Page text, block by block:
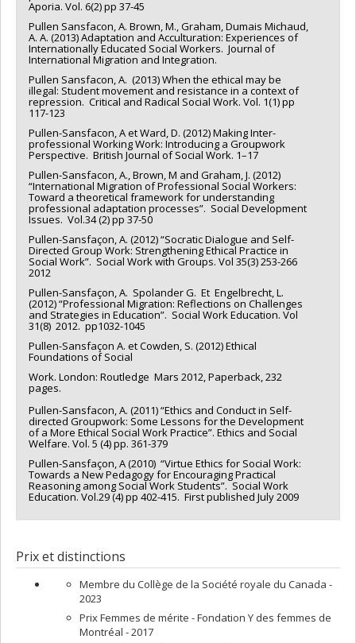
Aporia. Vol. 6(2) pp 37-45
Pullen Sansfacon, A. Brown, M., Graham, Dumais Michaud,
A. A. (2013) Adaptation and Acculturation: Experiences of
Internationally Educated Social Workers. Journal of
International Migration and Integration.
Pullen Sansfacon, A. (2013) When the ethical may be
illegal: Student movement and resistance in a context of
repression. Critical and Radical Social Work. Vol. 1(1) pp
117-123
Pullen-Sansfacon, A et Ward, D. (2012) Making Inter-
professional Working Work: Introducing a Groupwork
Perspective. British Journal of Social Work. 1–17
Pullen-Sansfacon, A., Brown, M and Graham, J. (2012)
“International Migration of Professional Social Workers:
Toward a theoretical framework for understanding
professional adaptation processes”. Social Development
Issues. Vol.34 (2) pp 37-50
Pullen-Sansfaçon, A. (2012) “Socratic Dialogue and Self-
Directed Group Work: Strengthening Ethical Practice in
Social Work”. Social Work with Groups. Vol 35(3) 253-266
2012
Pullen-Sansfaçon, A. Spolander G. Et Engelbrecht, L.
(2012) “Professional Migration: Reflections on Challenges
and Strategies in Education”. Social Work Education. Vol
31(8) 2012. pp1032-1045
Pullen-Sansfaçon A. et Cowden, S. (2012) Ethical
Foundations of Social
Work. London: Routledge Mars 2012, Paperback, 232
pages.
Pullen-Sansfacon, A. (2011) “Ethics and Conduct in Self-
directed Groupwork: Some Lessons for the Development
of a More Ethical Social Work Practice”. Ethics and Social
Welfare. Vol. 5 (4) pp. 361-379
Pullen-Sansfaçon, A (2010) “Virtue Ethics for Social Work:
Towards a New Pedagogy for Encouraging Practical
Reasoning among Social Work Students”. Social Work
Education. Vol.29 (4) pp 402-415. First published July 2009
Prix et distinctions
Membre du Collège de la Société royale du Canada -
2023
Prix Femmes de mérite - Fondation Y des femmes de
Montréal - 2017